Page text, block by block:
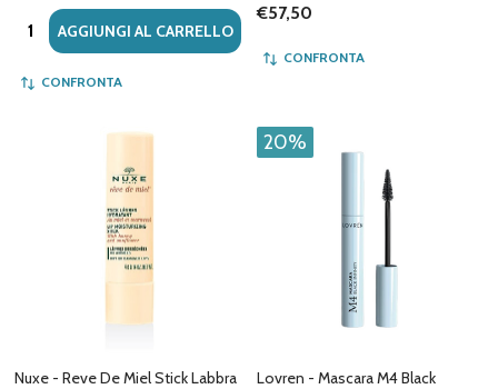
Quantità:AGGIUNGI AL CARRELLO
CONFRONTA
€57,50
CONFRONTA
Nuxe - Reve De Miel Stick Labbra
20%
Lovren - Mascara M4 Black